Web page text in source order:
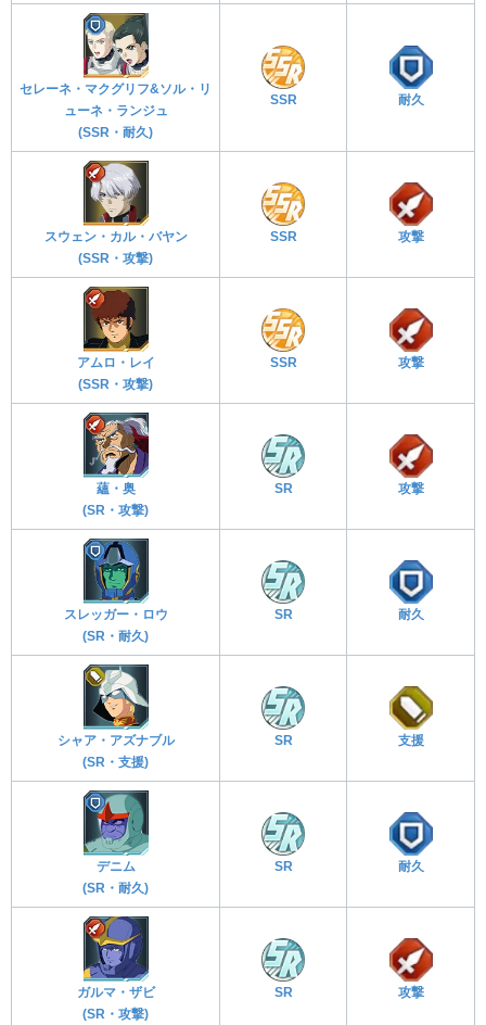
セレーネ・マクグリフ&ソル・リ
ューネ・ランジュ
(SSR・耐久)
SSR 耐久
スウェン・カル・バヤン
(SSR・攻撃)
SSR 攻撃
アムロ・レイ
(SSR・攻撃)
SSR 攻撃
蘊・奥
(SR・攻撃)
SR 攻撃
スレッガー・ロウ
(SR・耐久)
SR 耐久
シャア・アズナブル
(SR・支援)
SR 支援
デニム
(SR・耐久)
SR 耐久
ガルマ・ザビ
(SR・攻撃)
SR 攻撃